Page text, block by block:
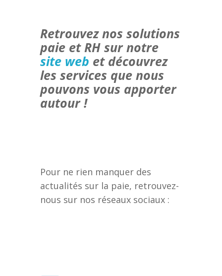
Retrouvez nos solutions
paie et RH sur notre
site web et découvrez
les services que nous
pouvons vous apporter
autour !
Pour ne rien manquer des
actualités sur la paie, retrouvez-
nous sur nos réseaux sociaux :